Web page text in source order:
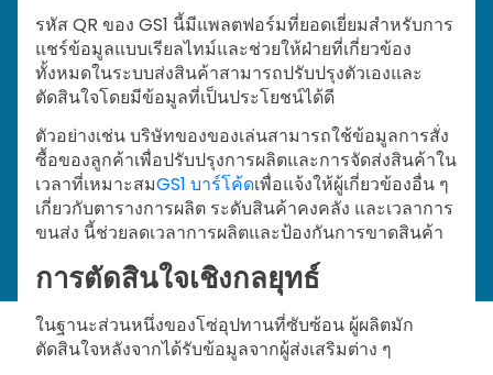
รหัส QR ของ GS1 นี้มีแพลตฟอร์มที่ยอดเยี่ยมสำหรับการ
แชร์ข้อมูลแบบเรียลไทม์และช่วยให้ฝ่ายที่เกี่ยวข้อง
ทั้งหมดในระบบส่งสินค้าสามารถปรับปรุงตัวเองและ
ตัดสินใจโดยมีข้อมูลที่เป็นประโยชน์ได้ดี
ตัวอย่างเช่น บริษัทของของเล่นสามารถใช้ข้อมูลการสั่ง
ซื้อของลูกค้าเพื่อปรับปรุงการผลิตและการจัดส่งสินค้าใน
เวลาที่เหมาะสมGS1 บาร์โค้ดเพื่อแจ้งให้ผู้เกี่ยวข้องอื่น ๆ
เกี่ยวกับตารางการผลิต ระดับสินค้าคงคลัง และเวลาการ
ขนส่ง นี้ช่วยลดเวลาการผลิตและป้องกันการขาดสินค้า
การตัดสินใจเชิงกลยุทธ์
ในฐานะส่วนหนึ่งของโซ่อุปทานที่ซับซ้อน ผู้ผลิตมัก
ตัดสินใจหลังจากได้รับข้อมูลจากผู้ส่งเสริมต่าง ๆ